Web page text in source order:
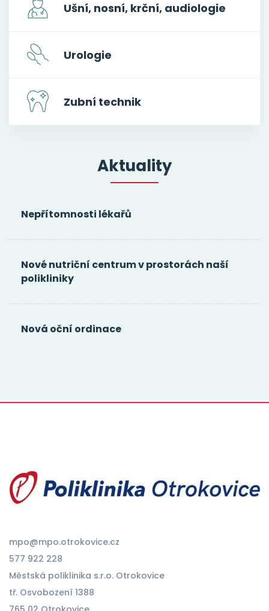
Ušní, nosní, krční, audiologie
Urologie
Zubní technik
Aktuality
Nepřítomnosti lékařů
Nové nutriční centrum v prostorách naší
polikliniky
Nová oční ordinace
mpo@mpo.otrokovice.cz
577 922 228
Městská poliklinika s.r.o. Otrokovice
tř. Osvobození 1388